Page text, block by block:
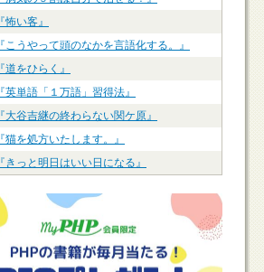
怖い客』
こうやって頭のなかを言語化する。』
道をひらく』
英単語「１万語」習得法』
大谷吉継の終わらない関ケ原』
猫を処方いたします。』
きっと明日はいい日になる』